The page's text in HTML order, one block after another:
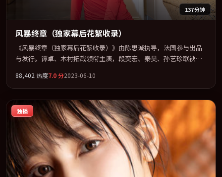
137分钟
风暴终章（独家幕后花絮收录）
《风暴终章（独家幕后花絮收录）》由陈思诚执导，法国参与出品
与发行。谭卓、木村拓哉领衔主演，段奕宏、秦昊、孙艺珍联袂出
型为骨架，在叙事、表演与视听上力求统一。定于 2023-02-05 在内
地院线及主流平台同步亮相，2023 年度话题片中口碑稳健，适合喜
欢强情节与人物弧光的观众完整观看。
88,402 热度7.0分2023-06-10
独播